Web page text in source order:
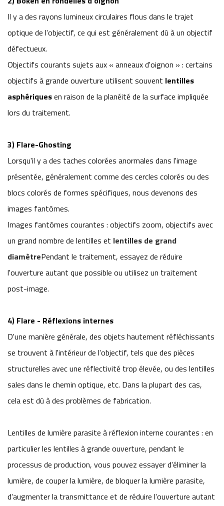
Il y a des rayons lumineux circulaires flous dans le trajet
optique de l'objectif, ce qui est généralement dû à un objectif
défectueux.
Objectifs courants sujets aux « anneaux d'oignon » : certains
objectifs à grande ouverture utilisent souvent lentilles
asphériquesen raison de la planéité de la surface impliquée
lors du traitement.
3) Flare-Ghosting
Lorsqu'il y a des taches colorées anormales dans l'image
présentée, généralement comme des cercles colorés ou des
blocs colorés de formes spécifiques, nous devenons des
images fantômes.
Images fantômes courantes : objectifs zoom, objectifs avec
un grand nombre de lentilles et lentilles de grand
diamètrePendant le traitement, essayez de réduire
l'ouverture autant que possible ou utilisez un traitement
post-image.
4) Flare - Réflexions internes
D'une manière générale, des objets hautement réfléchissants
se trouvent à l'intérieur de l'objectif, tels que des pièces
structurelles avec une réflectivité trop élevée, ou des lentilles
sales dans le chemin optique, etc. Dans la plupart des cas,
cela est dû à des problèmes de fabrication.
Lentilles de lumière parasite à réflexion interne courantes : en
particulier les lentilles à grande ouverture, pendant le
processus de production, vous pouvez essayer d'éliminer la
lumière, de couper la lumière, de bloquer la lumière parasite,
d'augmenter la transmittance et de réduire l'ouverture autant